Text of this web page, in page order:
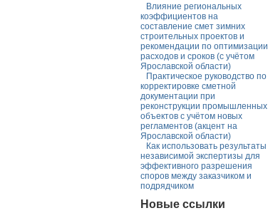
Влияние региональных
коэффициентов на
составление смет зимних
строительных проектов и
рекомендации по оптимизации
расходов и сроков (с учётом
Ярославской области)
Практическое руководство по
корректировке сметной
документации при
реконструкции промышленных
объектов с учётом новых
регламентов (акцент на
Ярославской области)
Как использовать результаты
независимой экспертизы для
эффективного разрешения
споров между заказчиком и
подрядчиком
Новые ссылки